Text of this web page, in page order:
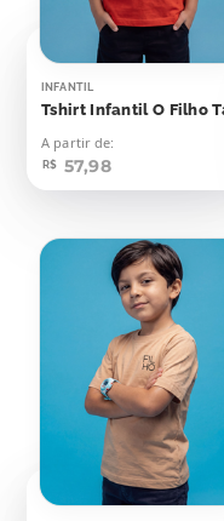
INFANTIL
A partir de:
R$ 57,98